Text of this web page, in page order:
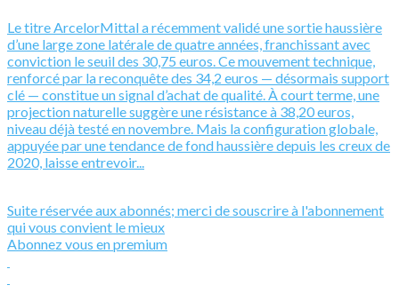
Le titre ArcelorMittal a récemment validé une sortie haussière
d’une large zone latérale de quatre années, franchissant avec
conviction le seuil des 30,75 euros. Ce mouvement technique,
renforcé par la reconquête des 34,2 euros — désormais support
clé — constitue un signal d’achat de qualité. À court terme, une
projection naturelle suggère une résistance à 38,20 euros,
niveau déjà testé en novembre. Mais la configuration globale,
appuyée par une tendance de fond haussière depuis les creux de
2020, laisse entrevoir...
Suite réservée aux abonnés; merci de souscrire à l'abonnement
qui vous convient le mieux
Abonnez vous en premium